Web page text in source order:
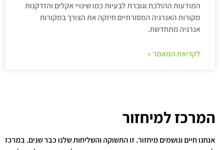
המודעות ההולכת וגוברת לבעיות כמו שינויי אקלים והזדקנות
מקורות האנרגיה המסורתיים חיזקה את הצורך במקורות
אנרגיה מתחדשת.
לקריאת המאמר »
המרכז למיחזור
אנחנו חיים ונושמים מיחזור. זו התשוקה והשליחות שלנו כבר שנים. במרכז